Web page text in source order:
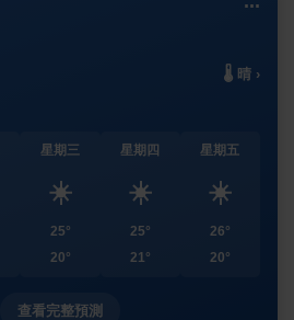
🌡️ 晴 ›
星期三
☀️
25°
20°
星期四
☀️
25°
21°
星期五
☀️
26°
20°
查看完整預測